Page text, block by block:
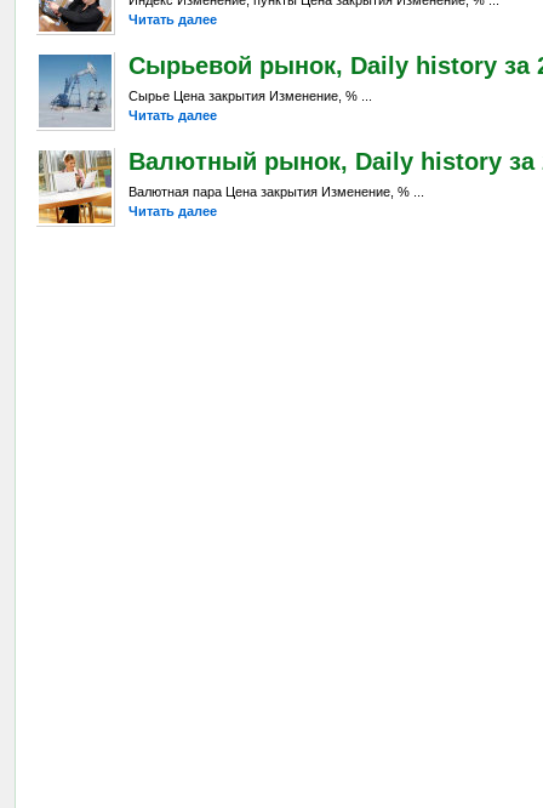
Читать далее
Сырьевой рынок, Daily history за
Сырье Цена закрытия Изменение, % ...
Читать далее
Валютный рынок, Daily history за
Валютная пара Цена закрытия Изменение, % ...
Читать далее